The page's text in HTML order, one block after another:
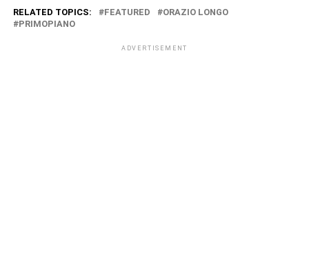
RELATED TOPICS: FEATURED
ORAZIO LONGO
PRIMOPIANO
ADVERTISEMENT